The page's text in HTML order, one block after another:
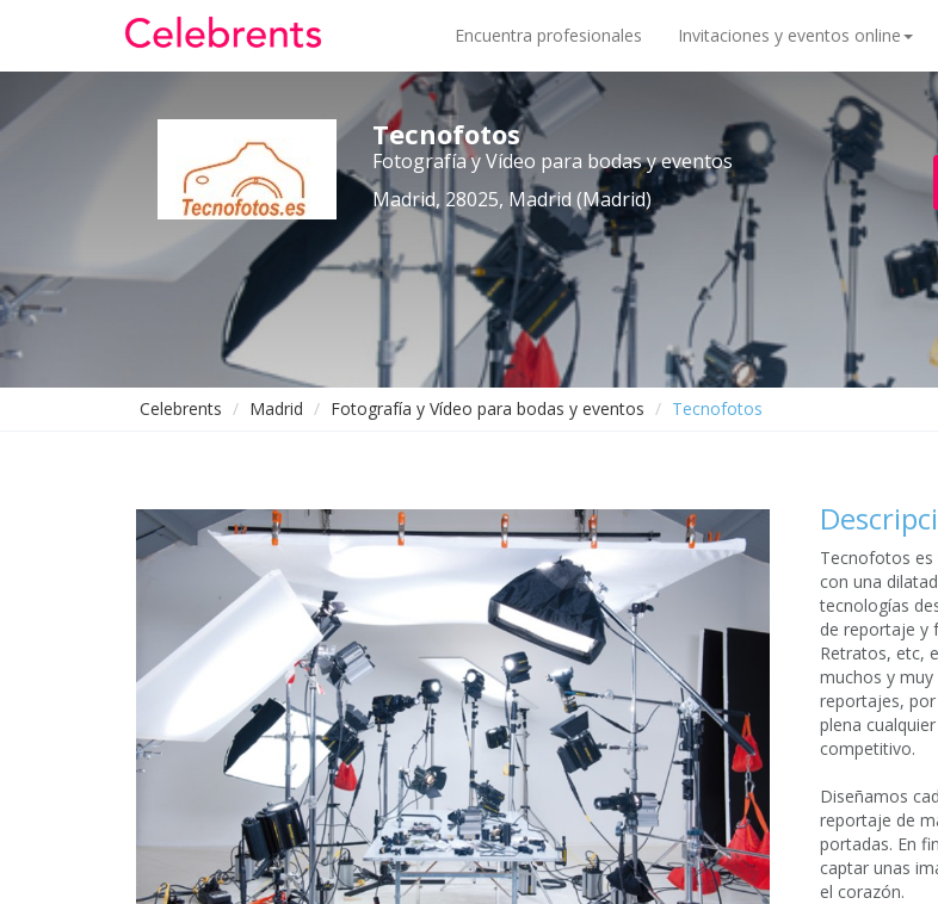
Encuentra profesionales Invitaciones y eventos online
Tecnofotos
Fotografía y Vídeo para bodas y eventos
Madrid, 28025, Madrid (Madrid)
Celebrents Madrid Fotografía y Vídeo para bodas y eventos Tecnofotos
Tecnofotos es
con una
tecnologías
de reportaje y
Retratos, etc,
muchos y
reportajes,
plena
competitivo.
Diseñamos
reportaje de
portadas. En
captar unas
el corazón.